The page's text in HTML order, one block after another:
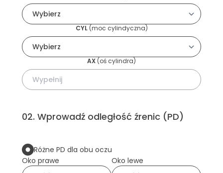
CYL(moc cylindyczna)
AX (oś cylindra)
02. Wprowadź odległość źrenic (PD)
Różne PD dla obu oczu
Oko prawe
Oko lewe